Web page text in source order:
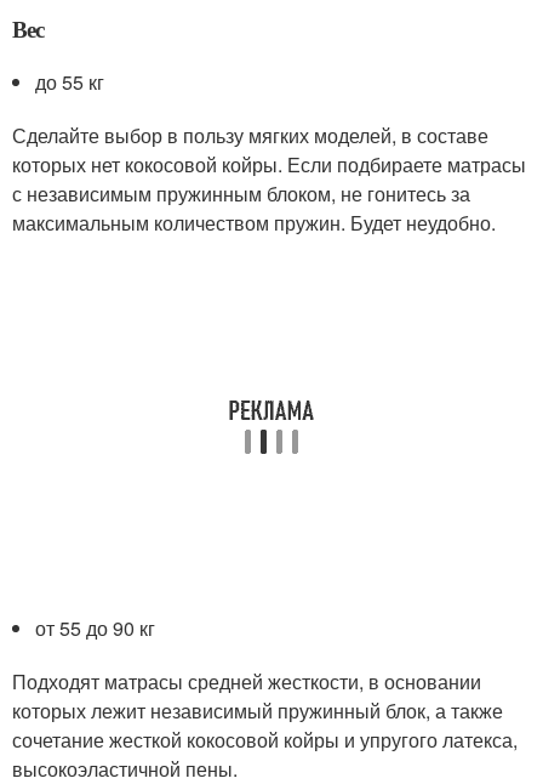
Вес
до 55 кг
Сделайте выбор в пользу мягких моделей, в составе
которых нет кокосовой койры. Если подбираете матрасы
с независимым пружинным блоком, не гонитесь за
максимальным количеством пружин. Будет неудобно.
от 55 до 90 кг
Подходят матрасы средней жесткости, в основании
которых лежит независимый пружинный блок, а также
сочетание жесткой кокосовой койры и упругого латекса,
высокоэластичной пены.